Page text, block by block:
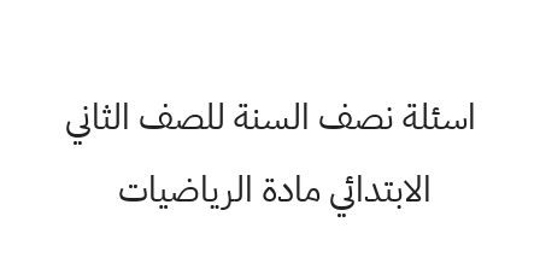
اسئلة نصف السنة للصف الثاني
الابتدائي مادة الرياضيات